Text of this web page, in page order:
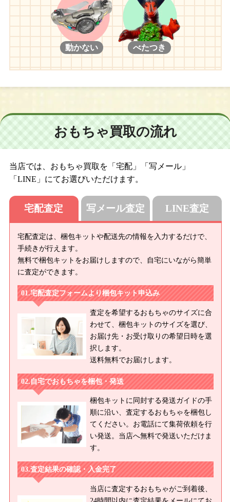
動かない べたつき
おもちゃ買取の流れ
当店では、おもちゃ買取を「宅配」「写メール」
「LINE」にてお選びいただけます。
宅配査定
宅配査定は、梱包キットや配送先の情報を入力するだけで、
手続きが行えます。
無料で梱包キットをお届けしますので、自宅にいながら簡単
に査定ができます。
宅配査定フォームより梱包キット申込み
査定を希望するおもちゃのサイズに合
わせて、梱包キットのサイズを選び、
お届け先・お受け取りの希望日時を選
択します。
送料無料でお届けします。
自宅でおもちゃを梱包・発送
梱包キットに同封する発送ガイドの手
順に沿い、査定するおもちゃを梱包し
てください。お電話にて集荷依頼を行
い発送。当店へ無料で発送いただけま
す。
査定結果の確認・入金完了
当店に査定するおもちゃがご到着後、
24時間以内に査定結果をメールにてお
写メール査定 LINE査定